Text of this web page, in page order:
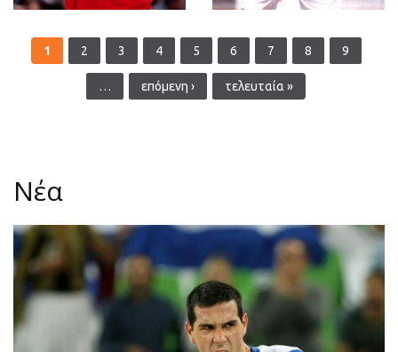
Σελίδες
1 2 3 4 5 6 7 8 9
… επόμενη › τελευταία »
Νέα